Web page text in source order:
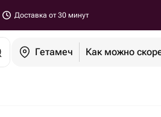
Доставка от 30 минут
Гетамеч Как можно